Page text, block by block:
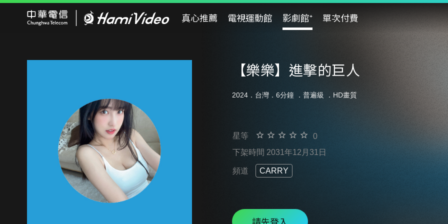
真心推薦 電視運動館 影劇館⁺ 單次付費
【樂樂】進擊的巨人
2024．台灣．6分鐘 ． 普遍級 ．HD畫質
星等
0
下架時間 2031年12月31日
頻道 CARRY